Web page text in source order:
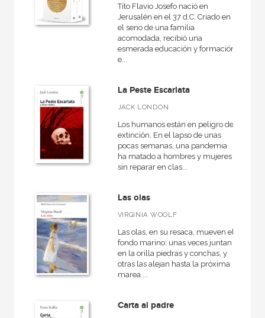
Tito Flavio Josefo nació en
Jerusalén en el 37 d.C. Criado en
el seno de una familia
acomodada, recibió una
esmerada educación y formación
e...
La Peste Escarlata
JACK LONDON
Los humanos están en peligro de
extinción. En el lapso de unas
pocas semanas, una pandemia
ha matado a hombres y mujeres
sin reparar en clas...
Las olas
VIRGINIA WOOLF
Las olas, en su resaca, mueven el
fondo marino: unas veces juntan
en la orilla piedras y conchas, y
otras las alejan hasta la próxima
marea....
Carta al padre